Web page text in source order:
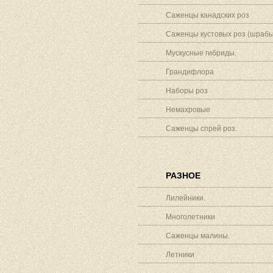
Саженцы канадских роз
Саженцы кустовых роз
Мускусные гибриды.
Грандифлора
Наборы роз
Немахровые
Саженцы спрей роз.
РАЗНОЕ
Лилейники.
Многолетники
Саженцы малины.
Летники